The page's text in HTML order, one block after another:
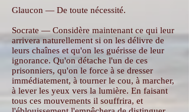
Glaucon — De toute nécessité.
Socrate — Considère maintenant ce qui leur
arrivera naturellement si on les délivre de
leurs chaînes et qu'on les guérisse de leur
ignorance. Qu'on détache l'un de ces
prisonniers, qu'on le force à se dresser
immédiatement, à tourner le cou, à marcher,
à lever les yeux vers la lumière. En faisant
tous ces mouvements il souffrira, et